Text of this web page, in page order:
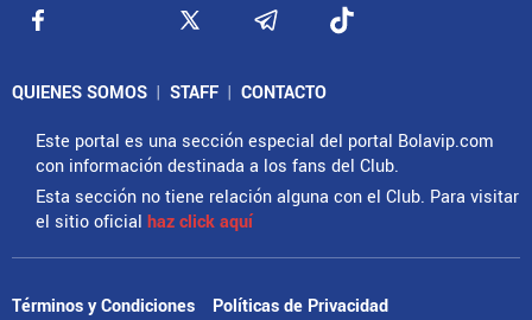
QUIENES SOMOS | STAFF | CONTACTO
Este portal es una sección especial del portal Bolavip.com
con información destinada a los fans del Club.
Esta sección no tiene relación alguna con el Club. Para visitar
el sitio oficial haz click aquí
Términos y Condiciones
Políticas de Privacidad